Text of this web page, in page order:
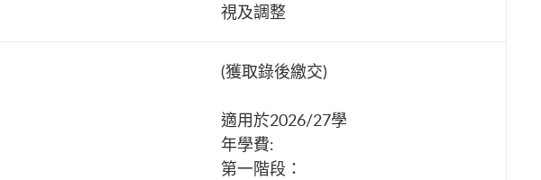
視及調整
(獲取錄後繳交)
適用於2026/27學
年學費:
第一階段：